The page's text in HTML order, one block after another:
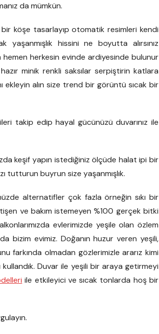
da mümkün.
köşe tasarlayıp otomatik resimleri kendi
yaşanmışlık hissini ne boyutta alırsınız
herkesin evinde ardiyesinde bulunur
minik renkli saksılar serpiştirin katlara
ekleyin alın size trend bir görüntü sıcak bir
takip edip hayal gücünüzü duvarınız ile
keşif yapın istediğiniz ölçüde halat ipi bir
tutturun buyrun size yaşanmışlık.
alternatifler çok fazla örneğin sıkı bir
ve bakım istemeyen %100 gerçek bitki
evlerimizde yeşile olan özlem
bizim evimiz. Doğanın huzur veren yeşili,
farkında olmadan gözlerimizle ararız kimi
Duvar ile yeşili bir araya getirmeyi
ile etkileyici ve sıcak tonlarda hoş bir